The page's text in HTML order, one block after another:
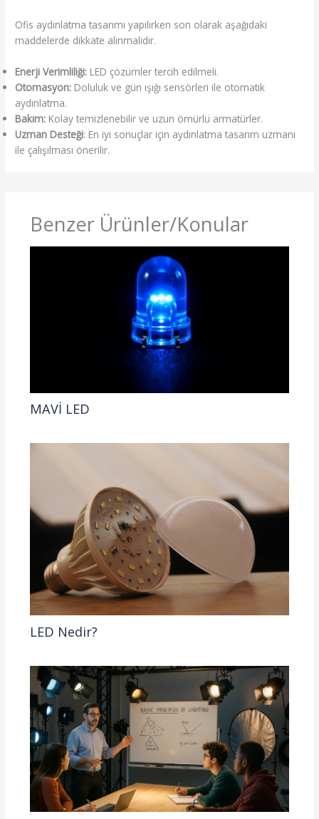
Ofis aydınlatma tasarımı yapılırken son olarak aşağıdaki
maddelerde dikkate alınmalıdır.
Enerji Verimliliği: LED çözümler tercih edilmeli.
Otomasyon: Doluluk ve gün ışığı sensörleri ile otomatik
aydınlatma.
Bakım: Kolay temizlenebilir ve uzun ömürlü armatürler.
Uzman Desteği: En iyi sonuçlar için aydınlatma tasarım uzmanı
ile çalışılması önerilir.
Benzer Ürünler/Konular
MAVİ LED
LED Nedir?